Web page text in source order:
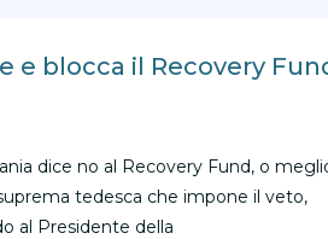
e blocca il Recovery
dice no al Recovery Fund, o
tedesca che impone il veto,
al Presidente della